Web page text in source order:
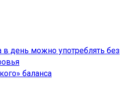
в день можно употреблять без
баланса